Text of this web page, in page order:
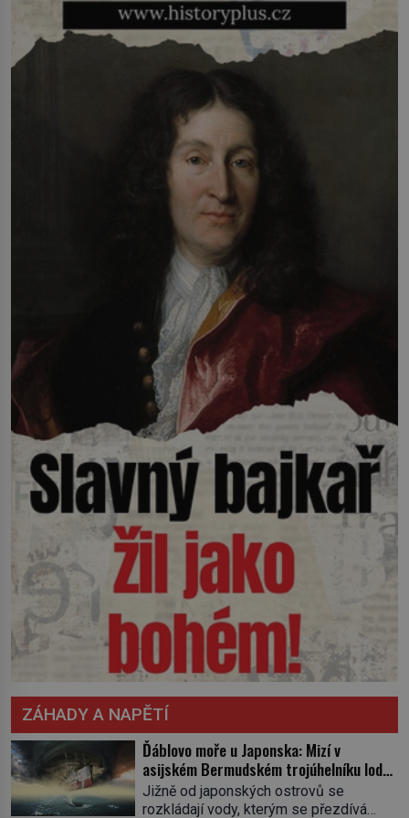
ZÁHADY A NAPĚTÍ
Ďáblovo moře u Japonska: Mizí v
asijském Bermudském trojúhelníku lodě
ve spárech neznámé síly?
Jižně od japonských ostrovů se
rozkládají vody, kterým se přezdívá